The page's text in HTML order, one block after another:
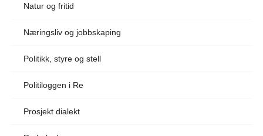
Natur og fritid
Næringsliv og jobbskaping
Politikk, styre og stell
Politiloggen i Re
Prosjekt dialekt